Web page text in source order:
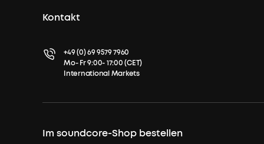
Kontakt
+49 (0) 69 9579 7960
Mo- Fr 9:00- 17:00 (CET)
International Markets
Im soundcore-Shop bestellen